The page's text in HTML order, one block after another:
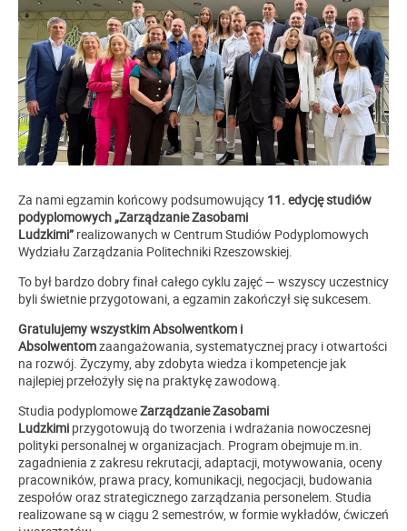
Za nami egzamin końcowy podsumowujący 11. edycję studiów
podyplomowych „Zarządzanie Zasobami
Ludzkimi” realizowanych w Centrum Studiów Podyplomowych
Wydziału Zarządzania Politechniki Rzeszowskiej.
To był bardzo dobry finał całego cyklu zajęć — wszyscy uczestnicy
byli świetnie przygotowani, a egzamin zakończył się sukcesem.
Gratulujemywszystkim Absolwentkom i
Absolwentomzaangażowania, systematycznej pracy i otwartości
na rozwój. Życzymy, aby zdobyta wiedza i kompetencje jak
najlepiej przełożyły się na praktykę zawodową.
Studia podyplomoweZarządzanie Zasobami
Ludzkimi przygotowują do tworzenia i wdrażania nowoczesnej
polityki personalnej w organizacjach. Program obejmuje m.in.
zagadnienia z zakresu rekrutacji, adaptacji, motywowania, oceny
pracowników, prawa pracy, komunikacji, negocjacji, budowania
zespołów oraz strategicznego zarządzania personelem. Studia
realizowane są w ciągu 2 semestrów, w formie wykładów, ćwiczeń